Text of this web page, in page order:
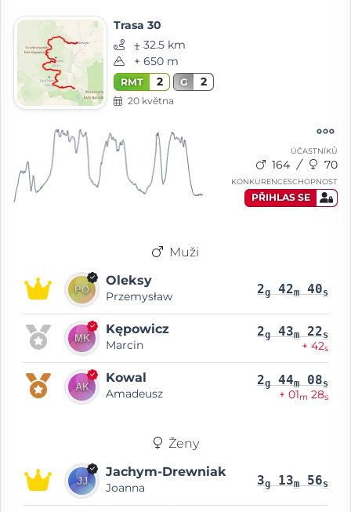
Trasa 30
⨦ 32.5 km
+ 650 m
RMT 2 G 2
20 května
ÚČASTNÍKŮ
164 70
KONKURENCESCHOPNOST
PŘIHLAS SE
Muži
Oleksy
Przemysław 2g 42m 40s
Kępowicz
Marcin
2g 43m 22s
+ 42s
Kowal
Amadeusz
2g 44m 08s
+ 01m 28s
Ženy
Jachym-Drewniak
Joanna 3g 13m 56s